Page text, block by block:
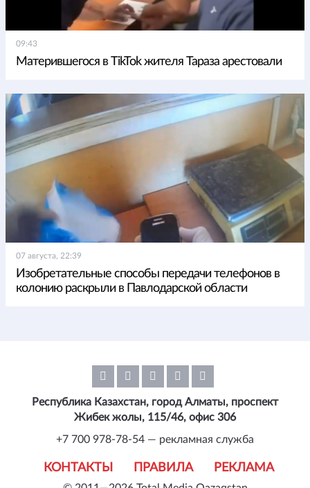
09:43
Матерившегося в TikTok жителя Тараза арестовали
07 августа, 22:39
Изобретательные способы передачи телефонов в
колонию раскрыли в Павлодарской области
КОНТАКТЫ ПРАВИЛА РЕКЛАМА
Республика Казахстан, город Алматы, проспект
Жибек жолы, 115/46, офис 306
+7 700 978-78-54 — рекламная служба